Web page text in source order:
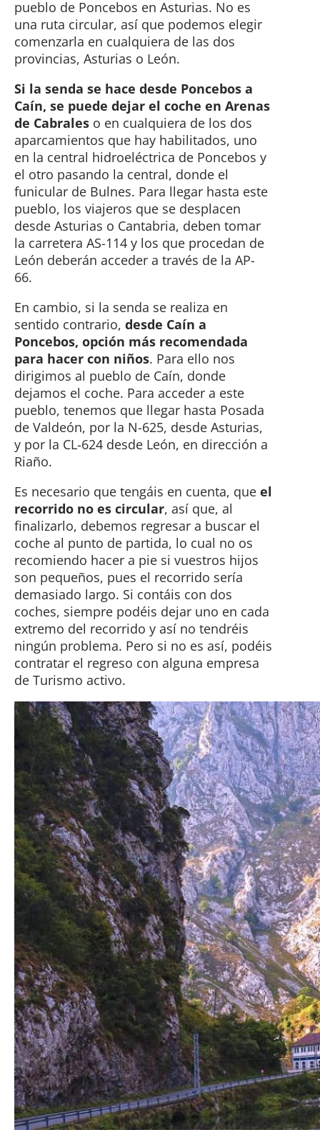
pueblo de Poncebos en Asturias. No es
una ruta circular, así que podemos elegir
comenzarla en cualquiera de las dos
provincias, Asturias o León.
Si la senda se hace desde Poncebos a
Caín, se puede dejar el coche en Arenas
de Cabrales o en cualquiera de los dos
aparcamientos que hay habilitados, uno
en la central hidroeléctrica de Poncebos y
el otro pasando la central, donde el
funicular de Bulnes. Para llegar hasta este
pueblo, los viajeros que se desplacen
desde Asturias o Cantabria, deben tomar
la carretera AS-114 y los que procedan de
León deberán acceder a través de la AP-
66.
En cambio, si la senda se realiza en
sentido contrario,desde Caín a
Poncebos, opción más recomendada
para hacer con niños. Para ello nos
dirigimos al pueblo de Caín, donde
dejamos el coche. Para acceder a este
pueblo, tenemos que llegar hasta Posada
de Valdeón, por la N-625, desde Asturias,
y por la CL-624 desde León, en dirección a
Riaño.
Es necesario que tengáis en cuenta, queel
recorrido no es circular, así que, al
finalizarlo, debemos regresar a buscar el
coche al punto de partida, lo cual no os
recomiendo hacer a pie si vuestros hijos
son pequeños, pues el recorrido sería
demasiado largo. Si contáis con dos
coches, siempre podéis dejar uno en cada
extremo del recorrido y así no tendréis
ningún problema. Pero si no es así, podéis
contratar el regreso con alguna empresa
de Turismo activo.